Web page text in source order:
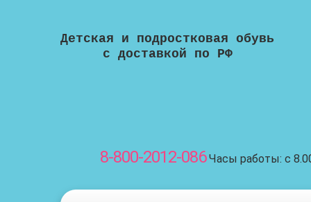
Детская и подростковая обувь
с доставкой по РФ
8-800-2012-086Часы работы: с